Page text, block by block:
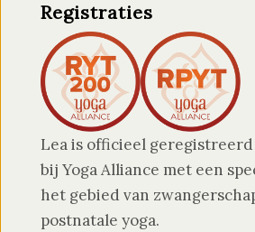
Registraties
Lea is officieel
bij Yoga Alliance met een
het gebied van
postnatale yoga.